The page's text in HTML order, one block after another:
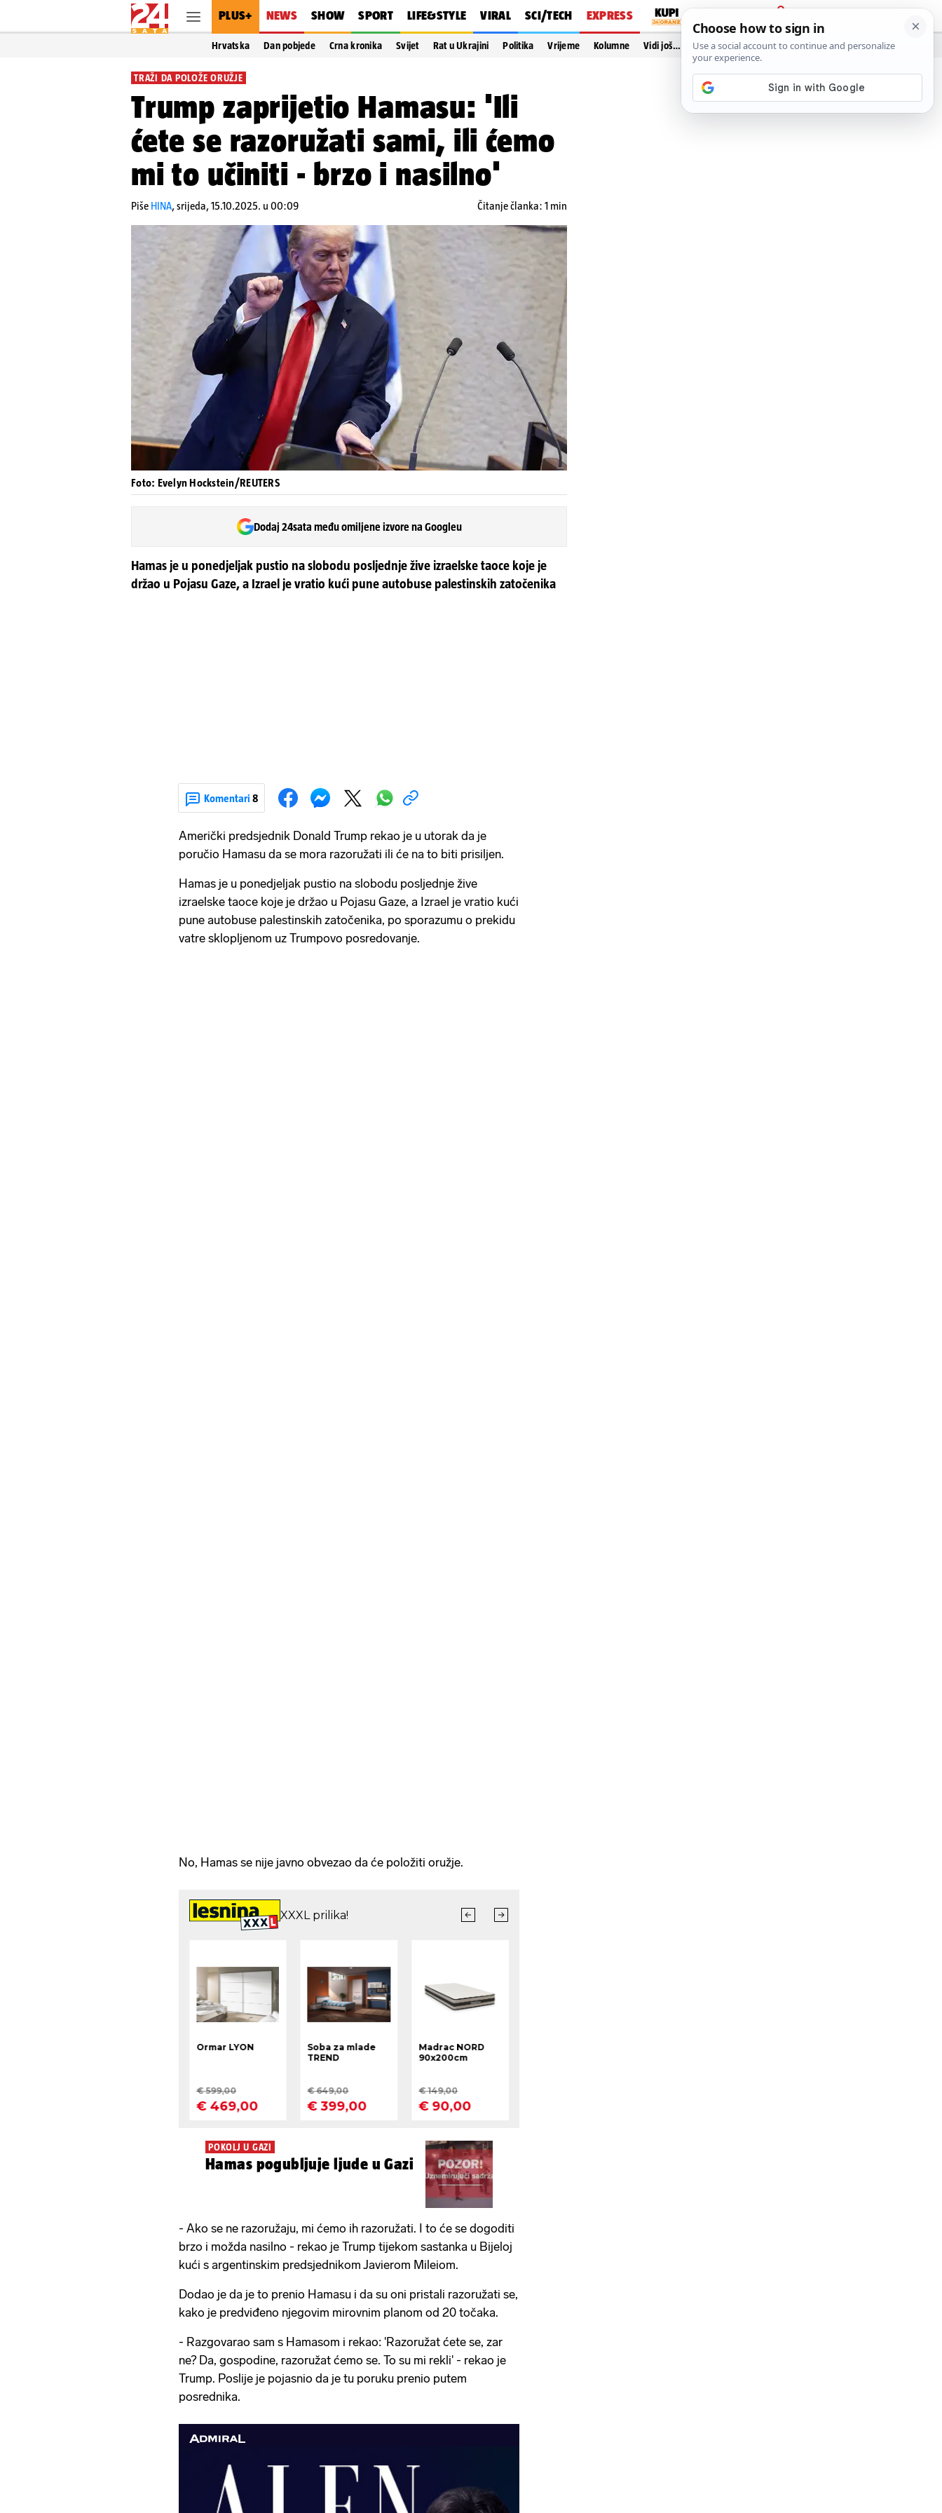
PLUS+ NEWS SHOW SPORT LIFE&STYLE VIRAL SCI/TECH EXPRESS
PRIJAVA
Hrvatska Dan pobjede Crna kronika Svijet Rat u Ukrajini Politika Vrijeme Kolumne Vidi još…
TRAŽI DA POLOŽE ORUŽJE
Trump zaprijetio Hamasu: 'Ili
ćete se razoružati sami, ili ćemo
mi to učiniti - brzo i nasilno'
Piše HINA,srijeda, 15.10.2025. u 00:09 Čitanje članka: 1 min
Foto: Evelyn Hockstein/REUTERS
Dodaj 24sata među omiljene izvore na Googleu
Hamas je u ponedjeljak pustio na slobodu posljednje žive izraelske taoce koje je
držao u Pojasu Gaze, a Izrael je vratio kući pune autobuse palestinskih zatočenika
Komentari 8
Američki predsjednik Donald Trump rekao je u utorak da je
poručio Hamasu da se mora razoružati ili će na to biti prisiljen.
Hamas je u ponedjeljak pustio na slobodu posljednje žive
izraelske taoce koje je držao u Pojasu Gaze, a Izrael je vratio kući
pune autobuse palestinskih zatočenika, po sporazumu o prekidu
vatre sklopljenom uz Trumpovo posredovanje.
No, Hamas se nije javno obvezao da će položiti oružje.
POKOLJ U GAZI
Hamas pogubljuje ljude u Gazi
- Ako se ne razoružaju, mi ćemo ih razoružati. I to će se dogoditi
brzo i možda nasilno - rekao je Trump tijekom sastanka u Bijeloj
kući s argentinskim predsjednikom Javierom Mileiom.
Dodao je da je to prenio Hamasu i da su oni pristali razoružati se,
kako je predviđeno njegovim mirovnim planom od 20 točaka.
- Razgovarao sam s Hamasom i rekao: 'Razoružat ćete se, zar
ne? Da, gospodine, razoružat ćemo se. To su mi rekli' - rekao je
Trump. Poslije je pojasnio da je tu poruku prenio putem
posrednika.